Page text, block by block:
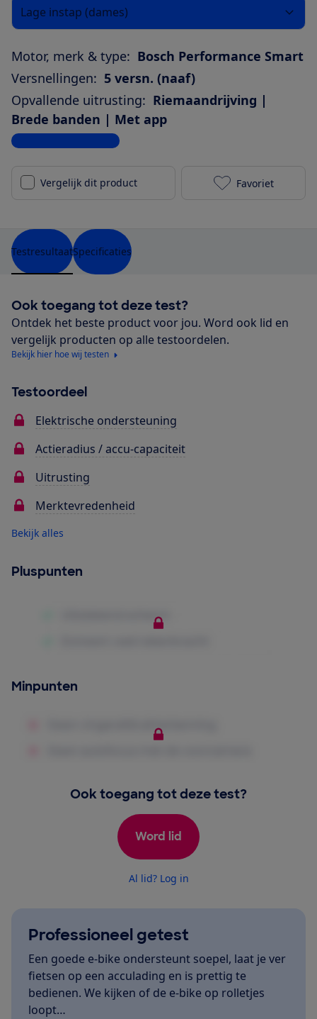
Lage instap (dames)
Motor, merk & type: Bosch Performance Smart
Versnellingen: 5 versn. (naaf)
Opvallende uitrusting: Riemaandrijving |
Brede banden | Met app
Bekijk alle specificaties
Vergelijk dit product Gazelle
Favoriet
TestresultaatSpecificaties
Ook toegang tot deze test?
Ontdek het beste product voor jou. Word ook lid en
vergelijk producten op alle testoordelen.
Bekijk hier hoe wij testen
Testoordeel
Elektrische ondersteuning
Actieradius / accu-capaciteit
Uitrusting
Merktevredenheid
Bekijk alles
Pluspunten
Minpunten
Ook toegang tot deze test?
Word lid
Al lid? Log in
Professioneel getest
Een goede e-bike ondersteunt soepel, laat je ver
fietsen op een acculading en is prettig te
bedienen. We kijken of de e-bike op rolletjes
loopt…